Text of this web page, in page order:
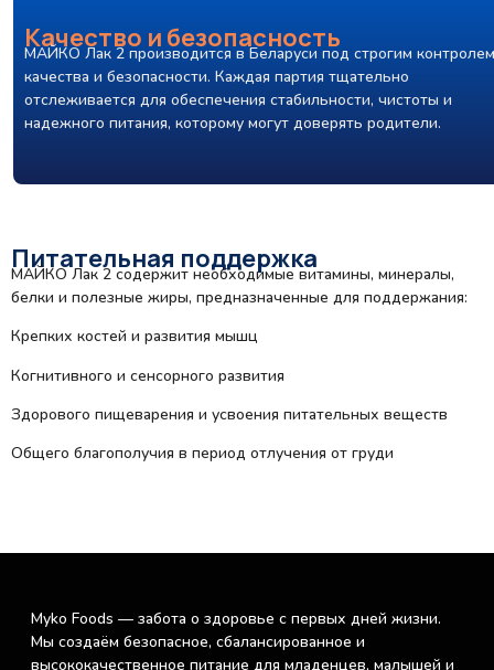
Качество и безопасность
МАЙКО Лак 2 производится в Беларуси под строгим контролем
качества и безопасности. Каждая партия тщательно
отслеживается для обеспечения стабильности, чистоты и
надежного питания, которому могут доверять родители.
Питательная поддержка
МАЙКО Лак 2 содержит необходимые витамины, минералы,
белки и полезные жиры, предназначенные для поддержания:
Крепких костей и развития мышц
Когнитивного и сенсорного развития
Здорового пищеварения и усвоения питательных веществ
Общего благополучия в период отлучения от груди
Myko Foods — забота о здоровье с первых дней жизни.
Мы создаём безопасное, сбалансированное и
высококачественное питание для младенцев, малышей и